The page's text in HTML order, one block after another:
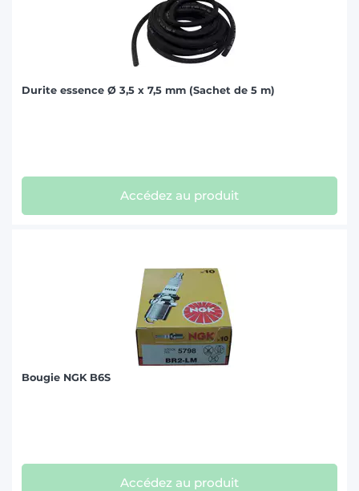
Durite essence Ø 3,5 x 7,5 mm (Sachet de 5 m)
Accédez au produit
Bougie NGK B6S
Accédez au produit